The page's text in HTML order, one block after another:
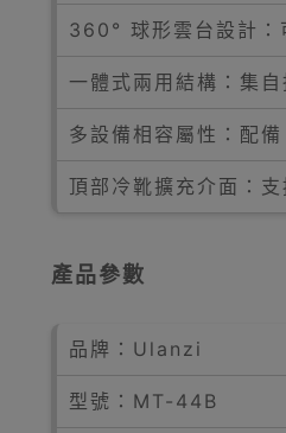
360° 球形雲台設計：
一體式兩用結構：集
多設備相容屬性：配
頂部冷靴擴充介面：
產品參數
品牌：Ulanzi
型號：MT-44B